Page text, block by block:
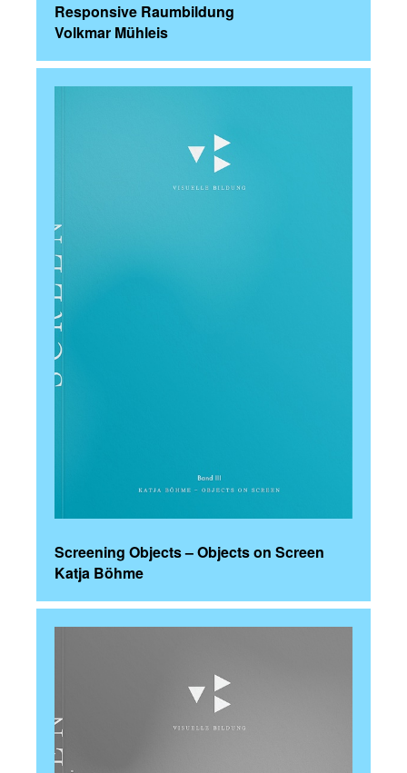
Responsive Raumbildung
Volkmar Mühleis
Screening Objects – Objects on Screen
Katja Böhme